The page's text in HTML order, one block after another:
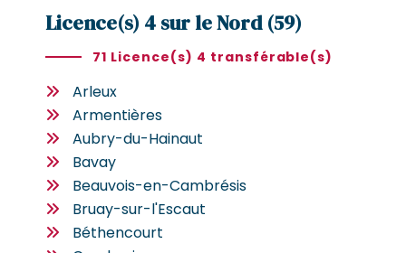
Licence(s) 4 sur le Nord (59)
71 Licence(s) 4 transférable(s)
Arleux
Armentières
Aubry-du-Hainaut
Bavay
Beauvois-en-Cambrésis
Bruay-sur-l'Escaut
Béthencourt